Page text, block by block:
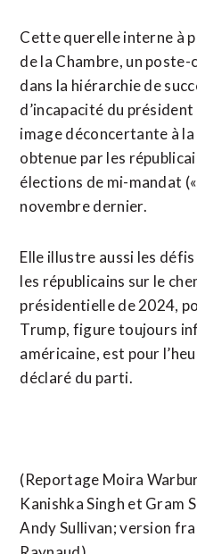
Cette querelle interne à
de la Chambre, un
dans la hiérarchie de
d’incapacité du
image déconcertante à
obtenue par les
élections de mi-mandat
novembre dernier.
Elle illustre aussi les
les républicains sur le
présidentielle de 2024,
Trump, figure toujours
américaine, est pour
déclaré du parti.
(Reportage Moira
Kanishka Singh et Gram
Andy Sullivan; version